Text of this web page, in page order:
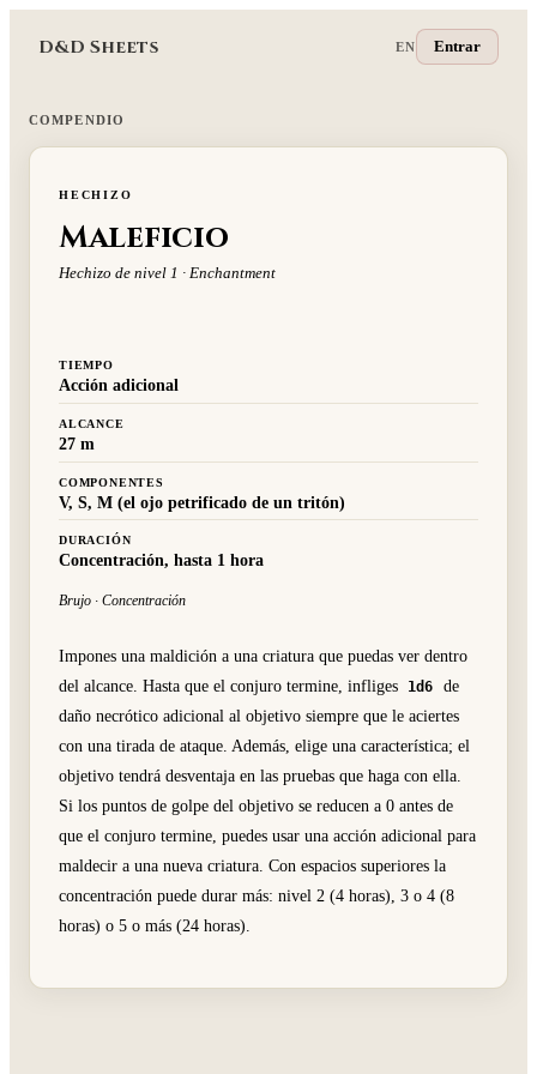
D&D Sheets EN Entrar
COMPENDIO
HECHIZO
Maleficio
Hechizo de nivel 1 · Enchantment
TIEMPO
Acción adicional
ALCANCE
27 m
COMPONENTES
V, S, M (el ojo petrificado de un tritón)
DURACIÓN
Concentración, hasta 1 hora
Brujo · Concentración
Impones una maldición a una criatura que puedas ver dentro
del alcance. Hasta que el conjuro termine, infliges
1d6
de
daño necrótico adicional al objetivo siempre que le aciertes
con una tirada de ataque. Además, elige una característica; el
objetivo tendrá desventaja en las pruebas que haga con ella.
Si los puntos de golpe del objetivo se reducen a 0 antes de
que el conjuro termine, puedes usar una acción adicional para
maldecir a una nueva criatura. Con espacios superiores la
concentración puede durar más: nivel 2 (4 horas), 3 o 4 (8
horas) o 5 o más (24 horas).